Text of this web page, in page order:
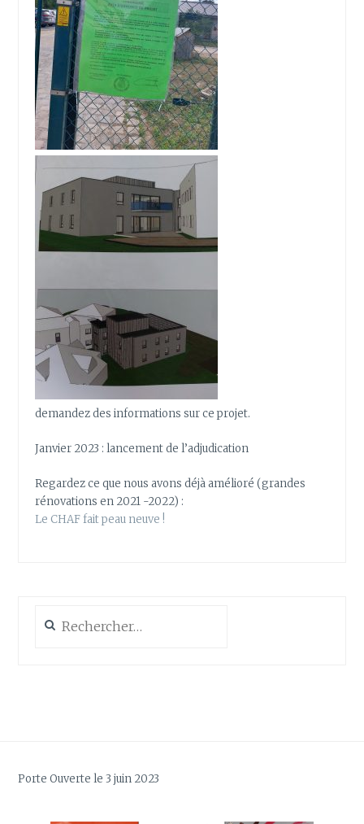
demandez des informations sur ce projet.
Janvier 2023 : lancement de l’adjudication
Regardez ce que nous avons déjà amélioré (grandes
rénovations en 2021 -2022) :
Le CHAF fait peau neuve !
Porte Ouverte le 3 juin 2023